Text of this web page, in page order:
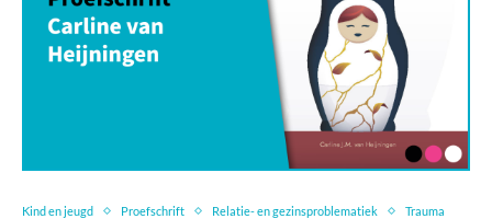
Kind en jeugd Proefschrift Relatie- en gezinsproblematiek Trauma